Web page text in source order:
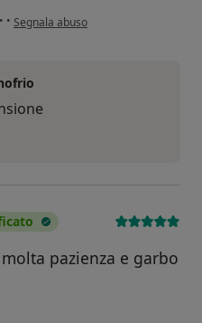
• • secondo l'opinione dell'utente
Segnala abuso
pazienza e garbo